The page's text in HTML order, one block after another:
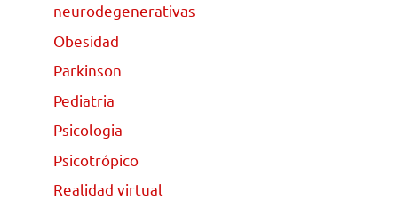
neurodegenerativas
Obesidad
Parkinson
Pediatria
Psicologia
Psicotrópico
Realidad virtual